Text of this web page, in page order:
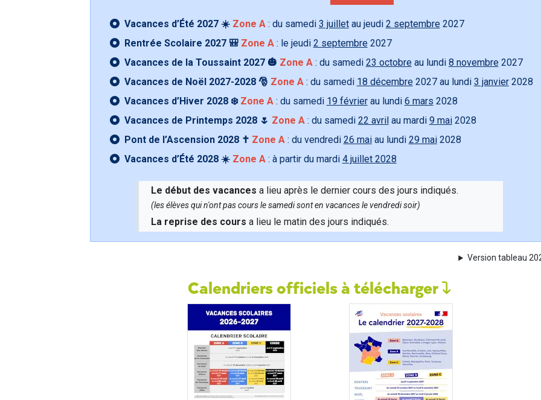
Vacances d’Été 2027 ☀️ Zone A: du samedi 3 juilletau jeudi 2 septembre 2027
Rentrée Scolaire 2027 🎒 Zone A: le jeudi 2 septembre 2027
Vacances de la Toussaint 2027 🎃 Zone A: du samedi 23 octobre au lundi 8 novembre 2027
Vacances de Noël 2027-2028 🎅 Zone A: du samedi 18 décembre 2027 au lundi 3 janvier2028
Vacances d’Hiver 2028 ❄️ Zone A: du samedi 19 févrierau lundi 6 mars 2028
Vacances de Printemps 2028 🌷 Zone A: du samedi 22 avril au mardi 9 mai2028
Pont de l’Ascension 2028 ✝️ Zone A: du vendredi 26 maiau lundi 29 mai2028
Vacances d’Été 2028 ☀️ Zone A: à partir du mardi 4 juillet 2028
Le début des vacances a lieu après le dernier cours des jours indiqués.
(les élèves qui n'ont pas cours le samedi sont en vacances le vendredi soir)
La reprise des cours a lieu le matin des jours indiqués.
Version tableau
Calendriers officiels à télécharger